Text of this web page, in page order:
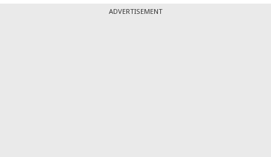
ADVERTISEMENT